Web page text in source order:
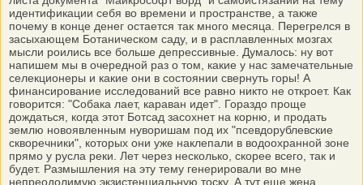
идентификации себя во времени и пространстве, а также
почему в конце денег остается так много месяца. Перегрелся в
засыхающем Ботаническом саду, и в расплавленных мозгах
мысли роились все больше депрессивные. Думалось: ну вот
напишем мы в очередной раз о том, какие у нас замечательные
селекционеры и какие они в состоянии свернуть горы! А
финансирование исследований все равно никто не откроет. Как
говорится: "Собака лает, караван идет". Гораздо проще
дождаться, когда этот Ботсад засохнет на корню, и продать
землю новоявленным нуворишам под их "псевдорублевские
скворечники", которых они уже наклепали в водоохранной зоне
прямо у русла реки. Лет через несколько, скорее всего, так и
будет. Размышления на эту тему генерировали во мне
непреодолимую экзистенциальную тоску. А тут еще жена